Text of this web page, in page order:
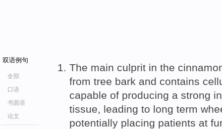
双语例句
全部
口语
书面语
论文
The main culprit in the
from tree bark and contains
capable of producing a strong
tissue, leading to long term
potentially placing patients at